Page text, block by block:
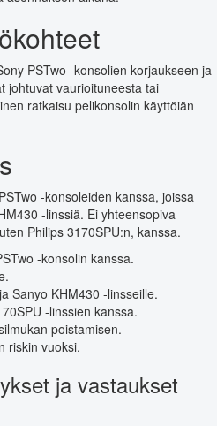
PSTwo -konsolien korjaukseen ja
johtuvat vaurioituneesta tai
ratkaisu pelikonsolin käyttöiän
-konsoleiden kanssa, joissa
-linssiä. Ei yhteensopiva
Philips 3170SPU:n, kanssa.
-konsolin kanssa.
Sanyo KHM430 -linsseille.
-linssien kanssa.
poistamisen.
riskin vuoksi.
ja vastaukset